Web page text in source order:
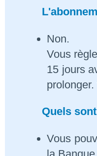
Non.
Vous
15 jours
Quels
Vous